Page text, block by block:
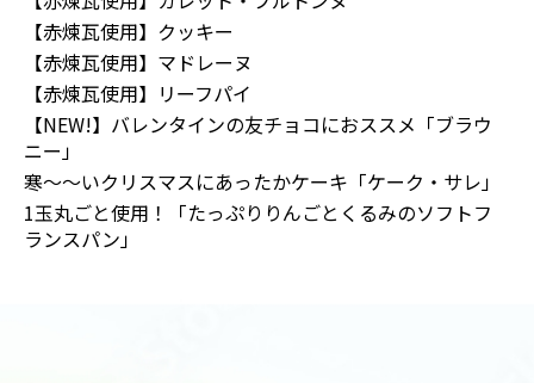
【赤煉瓦使用】クッキー
【赤煉瓦使用】マドレーヌ
【赤煉瓦使用】リーフパイ
【NEW!】バレンタインの友チョコにおススメ「ブラウ
ニー」
寒～～いクリスマスにあったかケーキ「ケーク・サレ」
1玉丸ごと使用！「たっぷりりんごとくるみのソフトフ
ランスパン」